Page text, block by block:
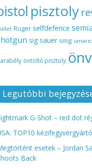
pisztoly
Ruger selfdefence
sig sauer smg
öntöltő pisztoly
Legutóbbi
G-Shot – red dot
TOP10 kézifegyvergyártó
esetek – Jordan
Back